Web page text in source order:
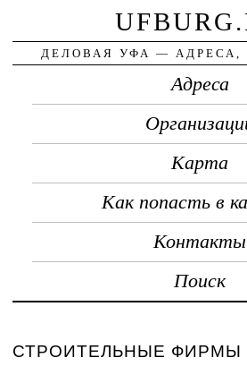
ДЕЛОВАЯ УФА — АДРЕСА,
Адреса
Карта
Как попасть в
Контакты
Поиск
СТРОИТЕЛЬНЫЕ ФИРМЫ